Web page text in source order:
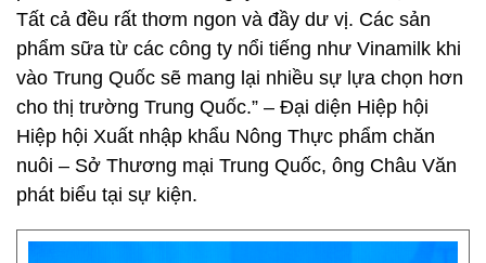
Tất cả đều rất thơm ngon và đầy dư vị. Các sản
phẩm sữa từ các công ty nổi tiếng như Vinamilk khi
vào Trung Quốc sẽ mang lại nhiều sự lựa chọn hơn
cho thị trường Trung Quốc.” – Đại diện Hiệp hội
Hiệp hội Xuất nhập khẩu Nông Thực phẩm chăn
nuôi – Sở Thương mại Trung Quốc, ông Châu Văn
phát biểu tại sự kiện.